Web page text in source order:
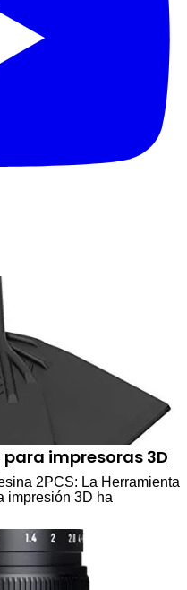
para impresoras 3D
2PCS: La Herramienta
impresión 3D ha